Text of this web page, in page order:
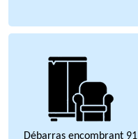
Débarras encombrant 91